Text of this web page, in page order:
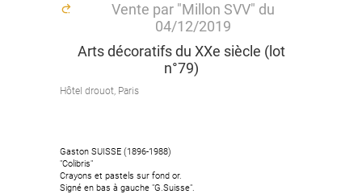
Vente par "Millon SVV" du
04/12/2019
Arts décoratifs du XXe siècle (lot
n°79)
Hôtel drouot, Paris
Gaston SUISSE (1896-1988)
"Colibris"
Crayons et pastels sur fond or.
Signé en bas à gauche "G.Suisse".